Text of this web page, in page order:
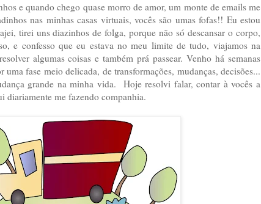
e quando chego quase morro de amor, um monte de emails me
nas minhas casas virtuais, vocês são umas fofas!! Eu estou
tirei uns diazinhos de folga, porque não só descansar o corpo,
e confesso que eu estava no meu limite de tudo, viajamos na
algumas coisas e também prá passear. Venho há semanas
fase meio delicada, de transformações, mudanças, decisões...
grande na minha vida. Hoje resolvi falar, contar à vocês a
diariamente me fazendo companhia.